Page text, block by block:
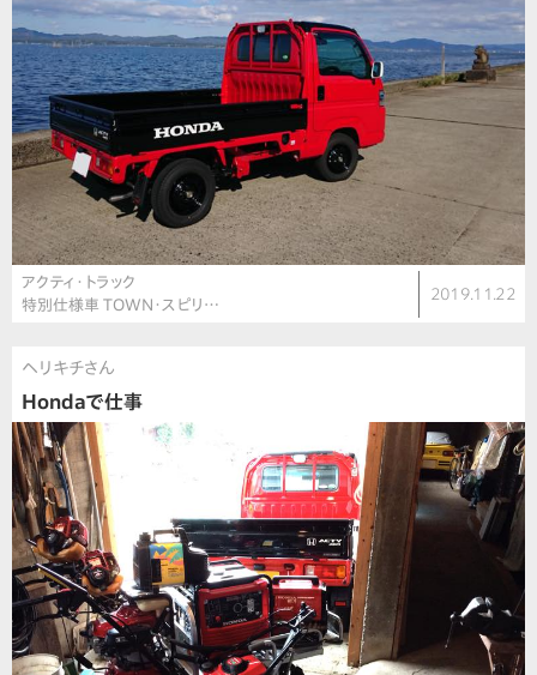
アクティ・トラック
特別仕様車 TOWN・スピリ…
2019.11.22
ヘリキチさん
Hondaで仕事